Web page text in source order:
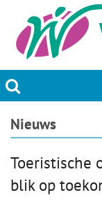
Actueel
Welzijn &
Nieuws
Toeristische
blik op